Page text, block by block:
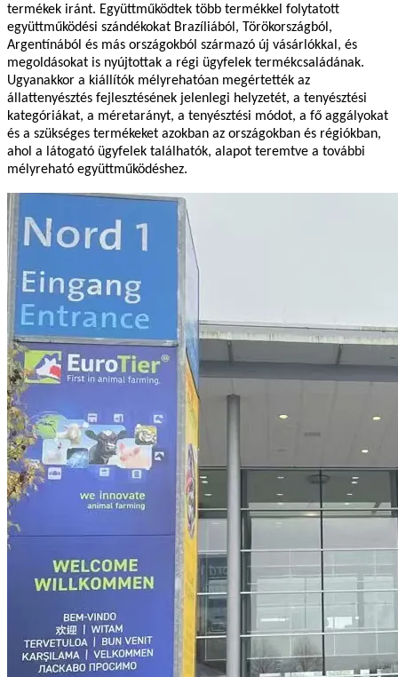
termékek iránt. Együttműködtek több termékkel folytatott
együttműködési szándékokat Brazíliából, Törökországból,
Argentínából és más országokból származó új vásárlókkal, és
megoldásokat is nyújtottak a régi ügyfelek termékcsaládának.
Ugyanakkor a kiállítók mélyrehatóan megértették az
állattenyésztés fejlesztésének jelenlegi helyzetét, a tenyésztési
kategóriákat, a méretarányt, a tenyésztési módot, a fő aggályokat
és a szükséges termékeket azokban az országokban és régiókban,
ahol a látogató ügyfelek találhatók, alapot teremtve a további
mélyreható együttműködéshez.